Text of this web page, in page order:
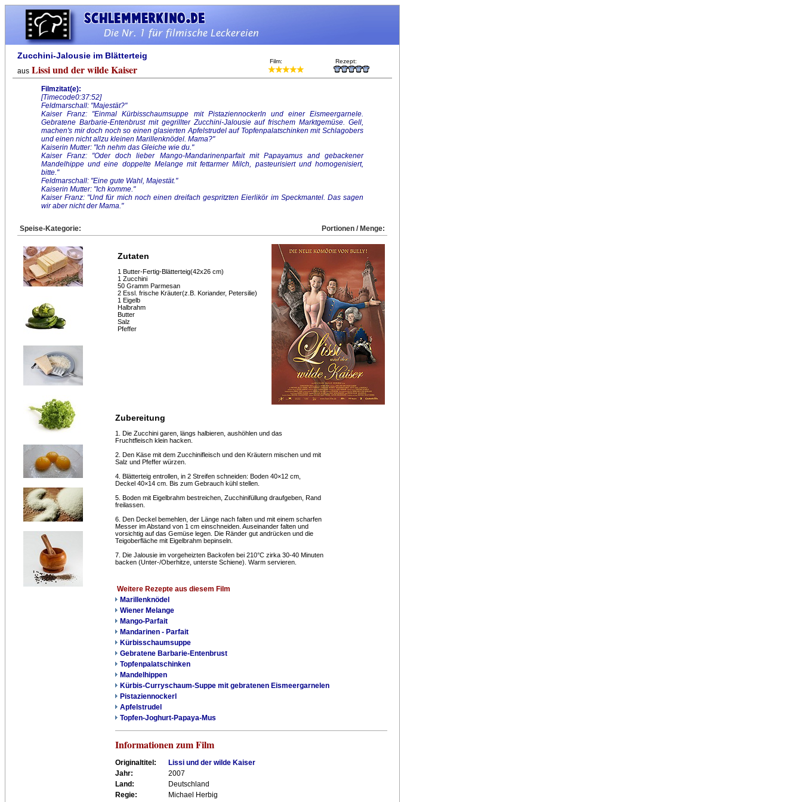
Zucchini-Jalousie im Blätterteig
aus Lissi und der wilde Kaiser
Rezept:
Film:
Filmzitat(e):
[Timecode0:37:52]
Feldmarschall: "Majestät?"
Kaiser Franz: "Einmal Kürbisschaumsuppe mit Pistaziennockerln und einer Eismeergarnele.
Gebratene Barbarie-Entenbrust mit gegrillter Zucchini-Jalousie auf frischem Marktgemüse. Gell,
machen's mir doch noch so einen glasierten Apfelstrudel auf Topfenpalatschinken mit Schlagobers
und einen nicht allzu kleinen Marillenknödel. Mama?"
Kaiserin Mutter: "Ich nehm das Gleiche wie du."
Kaiser Franz: "Oder doch lieber Mango-Mandarinenparfait mit Papayamus and gebackener
Mandelhippe und eine doppelte Melange mit fettarmer Milch, pasteurisiert und homogenisiert,
bitte."
Feldmarschall: "Eine gute Wahl, Majestät."
Kaiserin Mutter: "Ich komme."
Kaiser Franz: "Und für mich noch einen dreifach gespritzten Eierlikör im Speckmantel. Das sagen
wir aber nicht der Mama."
Speise-Kategorie: Portionen / Menge:
Zutaten
1 Butter-Fertig-Blätterteig(42x26 cm)
1 Zucchini
50 Gramm Parmesan
2 Essl. frische Kräuter(z.B. Koriander, Petersilie)
1 Eigelb
Halbrahm
Butter
Salz
Pfeffer
Zubereitung
1. Die Zucchini garen, längs halbieren, aushöhlen und das
Fruchtfleisch klein hacken.
2. Den Käse mit dem Zucchinifleisch und den Kräutern mischen und mit
Salz und Pfeffer würzen.
4. Blätterteig entrollen, in 2 Streifen schneiden: Boden 40×12 cm,
Deckel 40×14 cm. Bis zum Gebrauch kühl stellen.
5. Boden mit Eigelbrahm bestreichen, Zucchinifüllung draufgeben, Rand
freilassen.
6. Den Deckel bemehlen, der Länge nach falten und mit einem scharfen
Messer im Abstand von 1 cm einschneiden. Auseinander falten und
vorsichtig auf das Gemüse legen. Die Ränder gut andrücken und die
Teigoberfläche mit Eigelbrahm bepinseln.
7. Die Jalousie im vorgeheizten Backofen bei 210°C zirka 30-40 Minuten
backen (Unter-/Oberhitze, unterste Schiene). Warm servieren.
Weitere Rezepte aus diesem Film
Marillenknödel
Wiener Melange
Mango-Parfait
Mandarinen - Parfait
Kürbisschaumsuppe
Gebratene Barbarie-Entenbrust
Topfenpalatschinken
Mandelhippen
Kürbis-Curryschaum-Suppe mit gebratenen Eismeergarnelen
Pistaziennockerl
Apfelstrudel
Topfen-Joghurt-Papaya-Mus
Informationen zum Film
Originaltitel:
Lissi und der wilde Kaiser
Jahr:
2007
Land:
Deutschland
Regie:
Michael Herbig